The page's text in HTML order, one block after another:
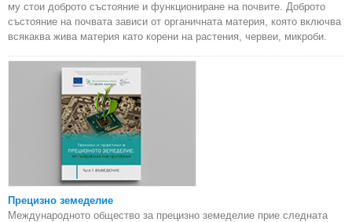
му стои доброто състояние и функциониране на почвите. Доброто
състояние на почвата зависи от органичната материя, която включва
всякаква жива материя като корени на растения, червеи, микроби.
Прецизно земеделие
Международното общество за прецизно земеделие прие следната